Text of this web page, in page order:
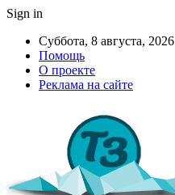
Sign in
Суббота, 8 августа, 2026
Помощь
О проекте
Реклама на сайте